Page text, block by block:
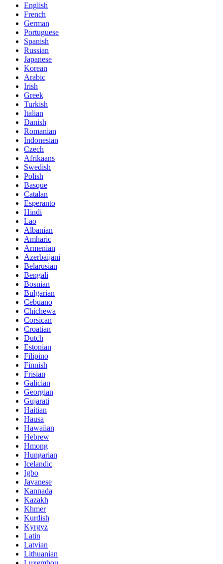
English
French
German
Portuguese
Spanish
Russian
Japanese
Korean
Arabic
Irish
Greek
Turkish
Italian
Danish
Romanian
Indonesian
Czech
Afrikaans
Swedish
Polish
Basque
Catalan
Esperanto
Hindi
Lao
Albanian
Amharic
Armenian
Azerbaijani
Belarusian
Bengali
Bosnian
Bulgarian
Cebuano
Chichewa
Corsican
Croatian
Dutch
Estonian
Filipino
Finnish
Frisian
Galician
Georgian
Gujarati
Haitian
Hausa
Hawaiian
Hebrew
Hmong
Hungarian
Icelandic
Igbo
Javanese
Kannada
Kazakh
Khmer
Kurdish
Kyrgyz
Latin
Latvian
Lithuanian